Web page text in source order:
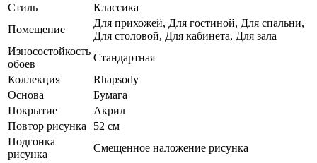
Стиль
Классика
Помещение
Для прихожей, Для гостиной, Для спальни,
Для столовой, Для кабинета, Для зала
Износостойкость
обоев
Стандартная
Коллекция
Rhapsody
Основа
Бумага
Покрытие
Акрил
Повтор рисунка
52 см
Подгонка
рисунка
Смещенное наложение рисунка